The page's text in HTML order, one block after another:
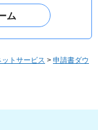
トサービス > 申請書ダウ